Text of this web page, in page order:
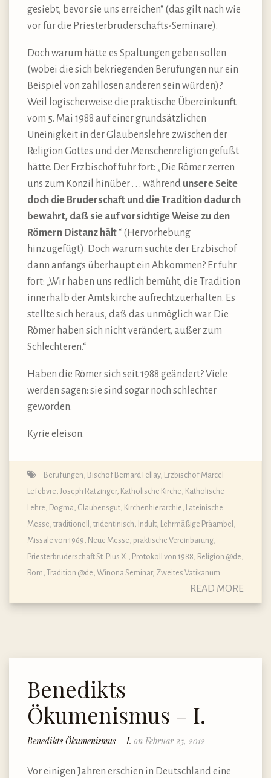
gesiebt, bevor sie uns erreichen“ (das gilt nach wie
vor für die Priesterbruderschafts-Seminare).
Doch warum hätte es Spaltungen geben sollen
(wobei die sich bekriegenden Berufungen nur ein
Beispiel von zahllosen anderen sein würden)?
Weil logischerweise die praktische Übereinkunft
vom 5. Mai 1988 auf einer grundsätzlichen
Uneinigkeit in der Glaubenslehre zwischen der
Religion Gottes und der Menschenreligion gefußt
hätte. Der Erzbischof fuhr fort: „Die Römer zerren
uns zum Konzil hinüber . . . während unsere Seite
doch die Bruderschaft und die Tradition dadurch
bewahrt, daß sie auf vorsichtige Weise zu den
Römern Distanz hält“ (Hervorhebung
hinzugefügt). Doch warum suchte der Erzbischof
dann anfangs überhaupt ein Abkommen? Er fuhr
fort: „Wir haben uns redlich bemüht, die Tradition
innerhalb der Amtskirche aufrechtzuerhalten. Es
stellte sich heraus, daß das unmöglich war. Die
Römer haben sich nicht verändert, außer zum
Schlechteren.“
Haben die Römer sich seit 1988 geändert? Viele
werden sagen: sie sind sogar noch schlechter
geworden.
Kyrie eleison.
Berufungen, Bischof Bernard Fellay, Erzbischof Marcel
Lefebvre, Joseph Ratzinger, Katholische Kirche, Katholische
Lehre, Dogma, Glaubensgut, Kirchenhierarchie, Lateinische
Messe, traditionell, tridentinisch, Indult, Lehrmäßige Präambel ,
Missale von 1969, Neue Messe, praktische Vereinbarung,
Priesterbruderschaft St. Pius X., Protokoll von 1988, Religion @de,
Rom, Tradition @de, Winona Seminar, Zweites Vatikanum
READ MORE
Benedikts
Ökumenismus – I.
Benedikts Ökumenismus – I. on Februar 25, 2012
Vor einigen Jahren erschien in Deutschland eine